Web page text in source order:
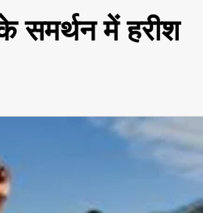
के समर्थन में हरीश